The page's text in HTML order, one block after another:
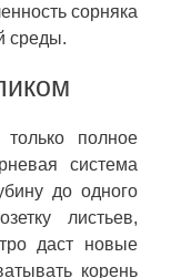
сорняка
среды.
только полное
система
до одного
листьев,
даст новые
корень